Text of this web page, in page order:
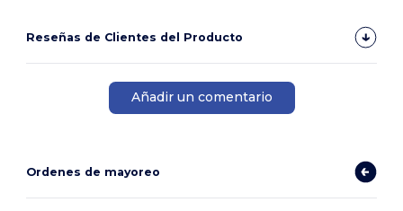
Reseñas de Clientes del Producto
Añadir un comentario
Ordenes de mayoreo